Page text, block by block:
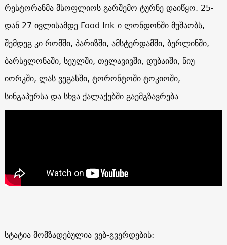
რესტორანმა მსოფლიოს გარშემო ტურნე დაიწყო. 25-
დან 27 ივლისამდე Food Ink-ი ლონდონში მუშაობს,
შემდეგ კი რომში, პარიზში, ამსტერდამში, ბერლინში,
ბარსელონაში, სეულში, თელავივში, დუბაიში, ნიუ
იორკში, ლას ვეგასში, ტორონტოში ტოკიოში,
სინგაპურსა და სხვა ქალაქებში გაემგზავრება.
სტატია მომზადებულია ვებ-გვერდების: